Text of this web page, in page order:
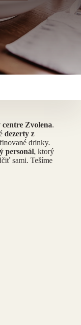
centre Zvolena.
dezerty z
drinky.
personál, ktorý
sami. Tešíme